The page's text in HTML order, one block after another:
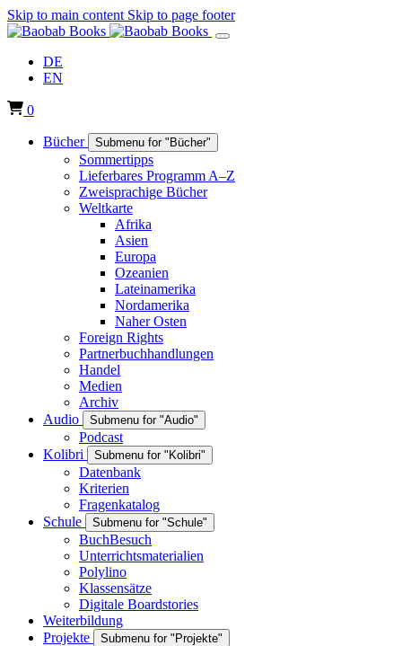
Skip to main content Skip to page footer
DE
EN
0
Bücher Submenu for "Bücher"
Sommertipps
Lieferbares Programm A–Z
Zweisprachige Bücher
Weltkarte
Afrika
Asien
Europa
Ozeanien
Lateinamerika
Nordamerika
Naher Osten
Foreign Rights
Partnerbuchhandlungen
Handel
Medien
Archiv
Audio
Submenu for "Audio"
Podcast
Kolibri
Submenu for "Kolibri"
Datenbank
Kriterien
Fragenkatalog
Schule
Submenu for "Schule"
BuchBesuch
Unterrichtsmaterialien
Polylino
Klassensätze
Digitale Boardstories
Weiterbildung
Projekte
Submenu for "Projekte"